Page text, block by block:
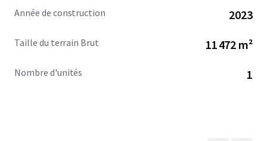
Année de construction 2023
Taille du terrain Brut 11 472 m²
Nombre d'unités 1